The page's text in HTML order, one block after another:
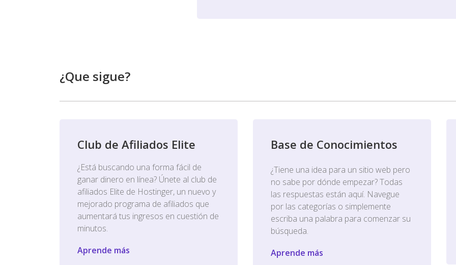
¿Que sigue?
Club de Afiliados Elite
¿Está buscando una forma fácil de
ganar dinero en línea? Únete al club de
afiliados Elite de Hostinger, un nuevo y
mejorado programa de afiliados que
aumentará tus ingresos en cuestión de
minutos.
Aprende más
Base de Conocimientos
¿Tiene una idea para un sitio web pero
no sabe por dónde empezar? Todas
las respuestas están aquí. Navegue
por las categorías o simplemente
escriba una palabra para comenzar su
búsqueda.
Aprende más